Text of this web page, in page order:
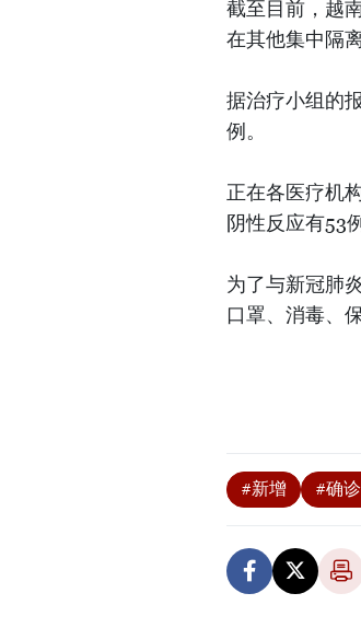
截至目前，越
在其他集中隔
据治疗小组的
例。
正在各医疗机
阴性反应有53
为了与新冠肺
口罩、消毒、
#新增 #确